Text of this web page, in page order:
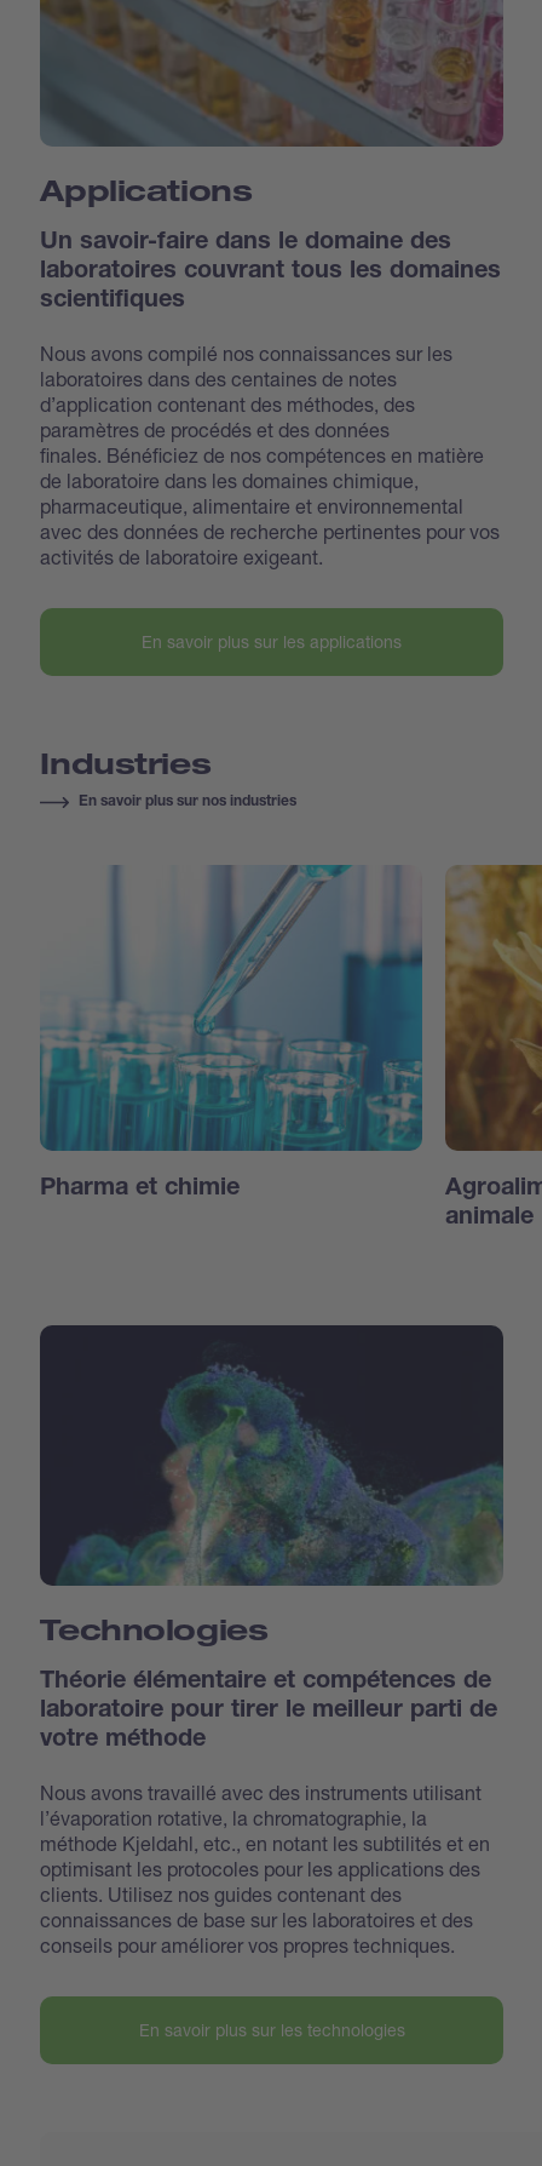
Applications
Un savoir-faire dans le domaine des
laboratoires couvrant tous les domaines
scientifiques
Nous avons compilé nos connaissances sur les
laboratoires dans des centaines de notes
d’application contenant des méthodes, des
paramètres de procédés et des données
finales. Bénéficiez de nos compétences en matière
de laboratoire dans les domaines chimique,
pharmaceutique, alimentaire et environnemental
avec des données de recherche pertinentes pour vos
activités de laboratoire exigeant.
En savoir plus sur les applications
Industries
En savoir plus sur nos industries
Pharma et chimie
animale
Technologies
Théorie élémentaire et compétences de
laboratoire pour tirer le meilleur parti de
votre méthode
Nous avons travaillé avec des instruments utilisant
l’évaporation rotative, la chromatographie, la
méthode Kjeldahl, etc., en notant les subtilités et en
optimisant les protocoles pour les applications des
clients. Utilisez nos guides contenant des
connaissances de base sur les laboratoires et des
conseils pour améliorer vos propres techniques.
En savoir plus sur les technologies